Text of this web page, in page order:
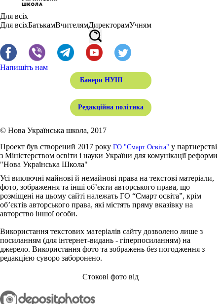
Для всіх
Для всіхБатькамВчителямДиректорамУчням
Напишіть нам
Банери НУШ
Редакційна політика
© Нова Українська школа, 2017
Проект був створений 2017 року ГО "Смарт Освіта" у партнерстві
з Міністерством освіти і науки України для комунікації реформи
"Нова Українська Школа"
Усі виключні майнові й немайнові права на текстові матеріали,
фото, зображення та інші об’єкти авторського права, що
розміщені на цьому сайті належать ГО “Смарт освіта”, крім
об’єктів авторського права, які містять пряму вказівку на
авторство іншої особи.
Використання текстових матеріалів сайту дозволено лише з
посиланням (для інтернет-видань - гіперпосиланням) на
джерело. Використання фото та зображень без погодження з
редакцією суворо заборонено.
Стокові фото від